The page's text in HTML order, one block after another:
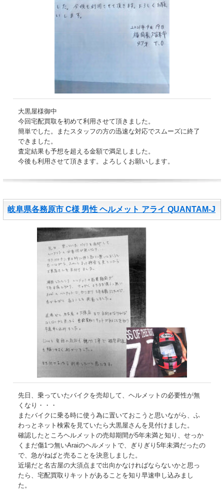
大黒屋様御中
今回宅配買取を初めて利用させて頂きました。
簡単でした。またスタッフの方の迅速な対応でスムーズに終了
できました。
査定結果も予想を超える金額で満足しました。
今後も利用させて頂きます。よろしくお願いします。
岐阜県各務原市 C様 男性 ヘルメット アライ QUANTAM-J
先日、乗っていたバイクを売却して、ヘルメットの必要性が無
くなり・・・
またバイクに乗る時に使う為に置いておこうと思いながら、ふ
わっとネット検索を見ていたら大黒屋さんを見付けました。
確認したところヘルメットの売却期間が5年未満と知り、せっか
くまだ傷1つ無いAraiのヘルメットで、ぎりぎり5年未満だったの
で、急がねばと売ることを決意しました。
近場だと名古屋の大須点まで出向かなければならないかと思っ
たら、宅配買取りキットがあることを知り早速申し込みまし
た。